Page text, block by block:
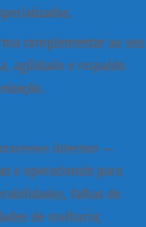
.
complementar ao seu
agilidade e respaldo
internos—
e operacionais para
falhas de
de melhoria;